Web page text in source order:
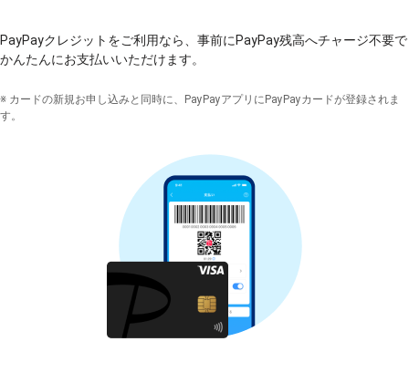
PayPayクレジットをご利用なら、事前にPayPay残高へチャージ不要で
かんたんにお支払いいただけます。
※ カードの新規お申し込みと同時に、PayPayアプリに PayPayカードが登録されま
す。